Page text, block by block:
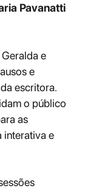
Pavanatti
e
e
escritora.
o público
as
interativa e